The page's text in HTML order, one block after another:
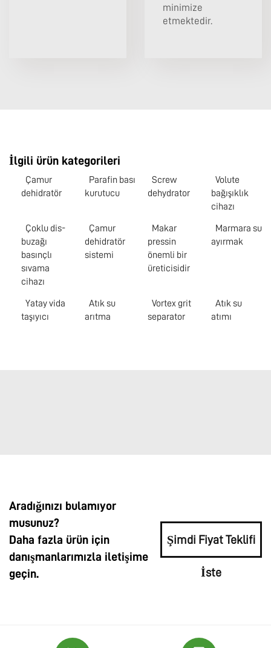
minimize
etmektedir.
İlgili ürün kategorileri
Çamur
dehidratör
Parafin bası
kurutucu
Screw
dehydrator
Volute
bağışıklık
cihazı
Çoklu dis-
buzağı
basınçlı
sıvama
cihazı
Çamur
dehidratör
sistemi
Makar
pressin
önemli bir
üreticisidir
Marmara su
ayırmak
Yatay vida
taşıyıcı
Atık su
arıtma
Vortex grit
separator
Atık su
atımı
Aradığınızı bulamıyor
musunuz?
Daha fazla ürün için
danışmanlarımızla iletişime
geçin.
Şimdi Fiyat Teklifi
İste